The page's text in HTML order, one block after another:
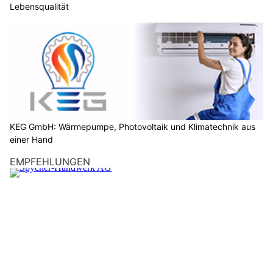
Lebensqualität
KEG GmbH: Wärmepumpe, Photovoltaik und Klimatechnik aus
einer Hand
EMPFEHLUNGEN